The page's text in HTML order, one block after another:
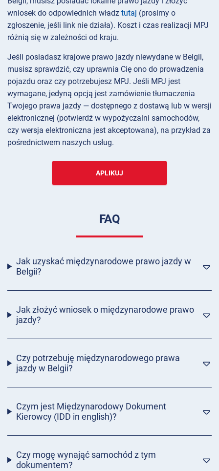
wniosek do odpowiednich władz tutaj (prosimy o
zgłoszenie, jeśli link nie działa). Koszt i czas realizacji MPJ
różnią się w zależności od kraju.
Jeśli posiadasz krajowe prawo jazdy niewydane w Belgii,
musisz sprawdzić, czy uprawnia Cię ono do prowadzenia
pojazdu oraz czy potrzebujesz MPJ. Jeśli MPJ jest
wymagane, jedyną opcją jest zamówienie tłumaczenia
Twojego prawa jazdy — dostępnego z dostawą lub w wersji
elektronicznej (potwierdź w wypożyczalni samochodów,
czy wersja elektroniczna jest akceptowana), na przykład za
pośrednictwem naszych usług.
APLIKUJ
FAQ
Jak uzyskać międzynarodowe prawo jazdy w
Belgii?
Jak złożyć wniosek o międzynarodowe prawo
jazdy?
Czy potrzebuję międzynarodowego prawa
jazdy w Belgii?
Czym jest Międzynarodowy Dokument
Kierowcy (IDD in english)?
Czy mogę wynająć samochód z tym
dokumentem?